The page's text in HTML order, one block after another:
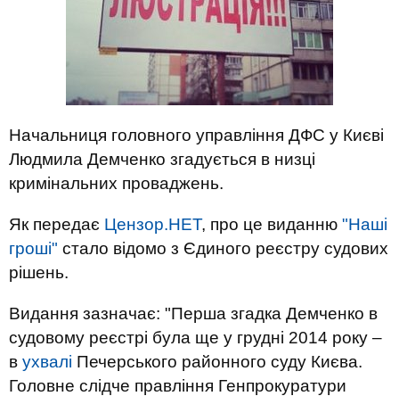
Начальниця головного управління ДФС у Києві
Людмила Демченко згадується в низці
кримінальних проваджень.
Як передає Цензор.НЕТ, про це виданню "Наші
гроші" стало відомо з Єдиного реєстру судових
рішень.
Видання зазначає: "Перша згадка Демченко в
судовому реєстрі була ще у грудні 2014 року –
в ухвалі Печерського районного суду Києва.
Головне слідче правління Генпрокуратури